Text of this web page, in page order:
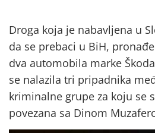
Droga koja je nabavljena u
da se prebaci u BiH,
dva automobila marke
se nalazila tri pripadnika
kriminalne grupe za koju se
povezana sa Dinom